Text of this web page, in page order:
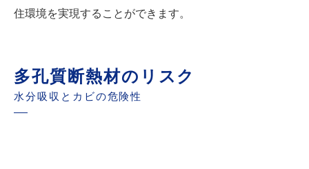
住環境を実現することができます。
多孔質断熱材のリスク
水分吸収とカビの危険性